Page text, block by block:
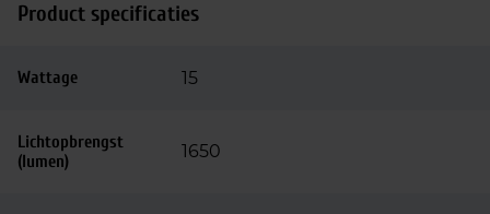
Product specificaties
Wattage 15
Lichtopbrengst
(lumen)
1650